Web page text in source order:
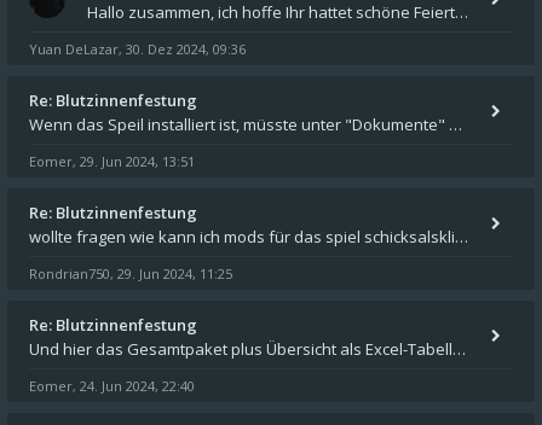
Hallo zusammen, ich hoffe Ihr hattet schöne Feiertage und kommt auch gut ins neue Jahr. Ich schreibe hier kurz zur Infor
Yuan DeLazar, 30. Dez 2024, 09:36
Re: Blutzinnenfestung
Wenn das Speil installiert ist, müsste unter "Dokumente" auf Deinem Rechner ein Verzeichnis "blade of destiny" sein. Dar
Eomer, 29. Jun 2024, 13:51
Re: Blutzinnenfestung
wollte fragen wie kann ich mods für das spiel schicksalsklinge in das spieleverzeichnis kopieren und in welches
Rondrian750, 29. Jun 2024, 11:25
Re: Blutzinnenfestung
Und hier das Gesamtpaket plus Übersicht als Excel-Tabelle: https://forum.schicksalsklinge.com/viewtopic.php?f=239&t=156
Eomer, 24. Jun 2024, 22:40